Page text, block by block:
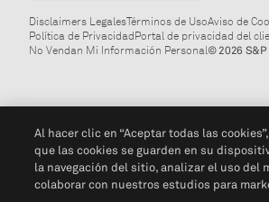
Disclaimers LegalesTérminos de UsoAviso de
Política de PrivacidadPortal de privacidad del
No Vendan Mi Información Personal© 2026 S&P
Al hacer clic en “Aceptar todas las
que las cookies se guarden en su
la navegación del sitio, analizar el uso del
colaborar con nuestros estudios para